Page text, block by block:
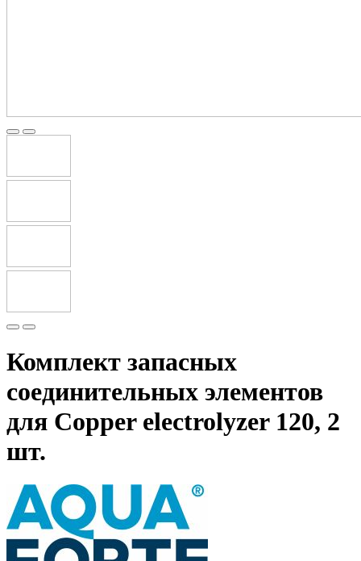
Комплект запасных
соединительных элементов
для Copper electrolyzer 120, 2
шт.